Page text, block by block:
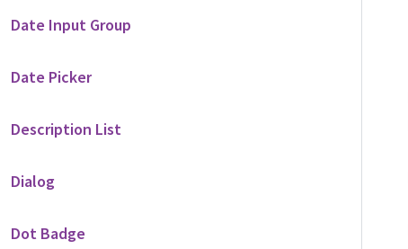
Date Input Group
Date Picker
Description List
Dialog
Dot Badge